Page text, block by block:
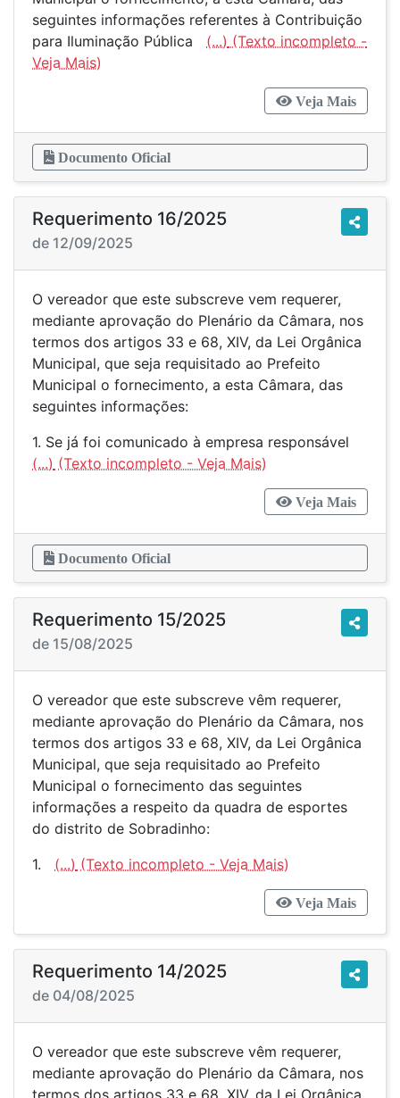
seguintes informações referentes à Contribuição
para Iluminação Pública (...)
Veja Mais
Documento Oficial
Requerimento 16/2025
de 12/09/2025
O vereador que este subscreve vem requerer,
mediante aprovação do Plenário da Câmara, nos
termos dos artigos 33 e 68, XIV, da Lei Orgânica
Municipal, que seja requisitado ao Prefeito
Municipal o fornecimento, a esta Câmara, das
seguintes informações:
1. Se já foi comunicado à empresa responsável
(...)
Veja Mais
Documento Oficial
Requerimento 15/2025
de 15/08/2025
O vereador que este subscreve vêm requerer,
mediante aprovação do Plenário da Câmara, nos
termos dos artigos 33 e 68, XIV, da Lei Orgânica
Municipal, que seja requisitado ao Prefeito
Municipal o fornecimento das seguintes
informações a respeito da quadra de esportes
do distrito de Sobradinho:
1. (...)
Veja Mais
Requerimento 14/2025
de 04/08/2025
O vereador que este subscreve vêm requerer,
mediante aprovação do Plenário da Câmara, nos
termos dos artigos 33 e 68, XIV, da Lei Orgânica